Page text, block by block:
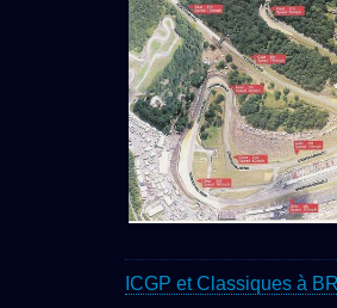
ICGP et Classiques à